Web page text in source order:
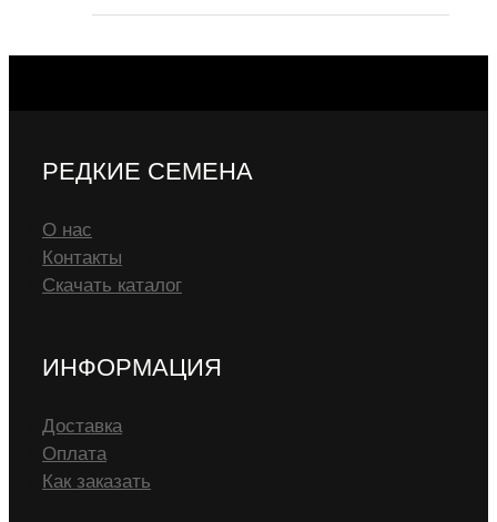
РЕДКИЕ СЕМЕНА
О нас
Контакты
Скачать каталог
ИНФОРМАЦИЯ
Доставка
Оплата
Как заказать